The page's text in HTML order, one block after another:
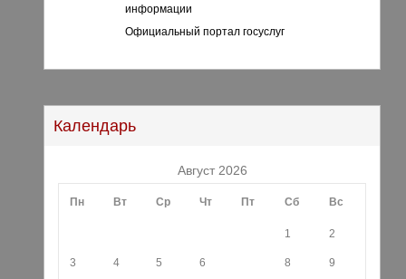
информации
Официальный портал госуслуг
Календарь
Август 2026
Пн Вт Ср Чт Пт Сб Вс
1 2
3 4 5 6 8 9